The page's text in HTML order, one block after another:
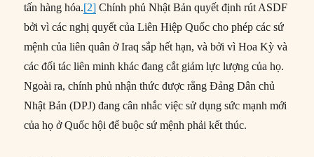
tấn hàng hóa.[2] Chính phủ Nhật Bản quyết định rút ASDF
bởi vì các nghị quyết của Liên Hiệp Quốc cho phép các sứ
mệnh của liên quân ở Iraq sắp hết hạn, và bởi vì Hoa Kỳ và
các đối tác liên minh khác đang cắt giảm lực lượng của họ.
Ngoài ra, chính phủ nhận thức được rằng Đảng Dân chủ
Nhật Bản (DPJ) đang cân nhắc việc sử dụng sức mạnh mới
của họ ở Quốc hội để buộc sứ mệnh phải kết thúc.